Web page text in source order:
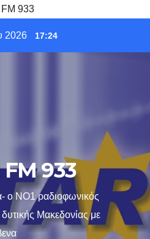
933
2026 17:24
FM 933
ο ΝΟ1 ραδιοφωνικός
Μακεδονίας με